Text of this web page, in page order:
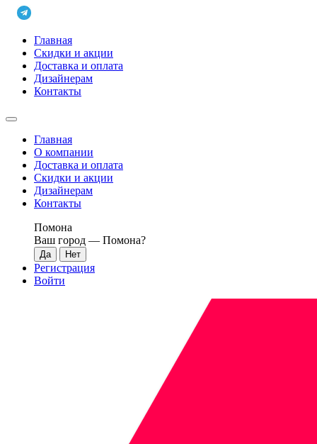
Главная
Скидки и акции
Доставка и оплата
Дизайнерам
Контакты
Главная
О компании
Доставка и оплата
Скидки и акции
Дизайнерам
Контакты
Помона
Ваш город — Помона?
Регистрация
Войти